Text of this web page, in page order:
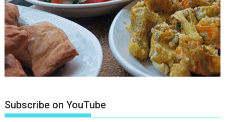
Subscribe on YouTube